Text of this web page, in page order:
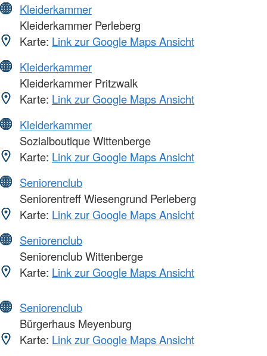
Kleiderkammer
Kleiderkammer Perleberg
Karte: Link zur Google Maps Ansicht
Kleiderkammer
Kleiderkammer Pritzwalk
Karte: Link zur Google Maps Ansicht
Kleiderkammer
Sozialboutique Wittenberge
Karte: Link zur Google Maps Ansicht
Seniorenclub
Seniorentreff Wiesengrund Perleberg
Karte: Link zur Google Maps Ansicht
Seniorenclub
Seniorenclub Wittenberge
Karte: Link zur Google Maps Ansicht
Seniorenclub
Bürgerhaus Meyenburg
Karte: Link zur Google Maps Ansicht